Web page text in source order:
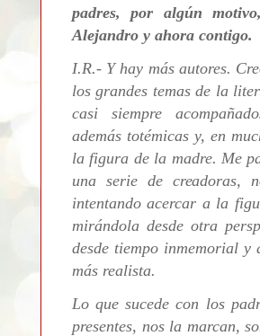
padres, por algún
Alejandro y ahora contigo.
I.R.- Y hay más autores.
los grandes temas de la
casi siempre
además totémicas y, en
la figura de la madre. Me
una serie de creadoras,
intentando acercar a la
mirándola desde otra
desde tiempo inmemorial
más realista.
Lo que sucede con los
presentes, nos la marcan,